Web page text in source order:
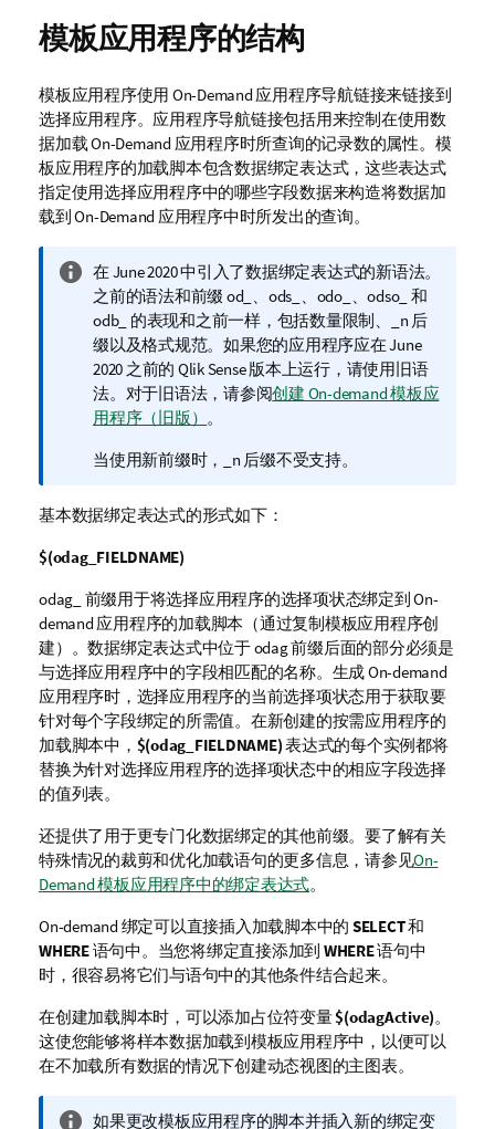
模板应用程序的结构
模板应用程序使用 On-Demand 应用程序导航链接来链接到
选择应用程序。应用程序导航链接包括用来控制在使用数
据加载 On-Demand 应用程序时所查询的记录数的属性。模
板应用程序的加载脚本包含数据绑定表达式，这些表达式
指定使用选择应用程序中的哪些字段数据来构造将数据加
载到 On-Demand 应用程序中时所发出的查询。
信
息
注
释
在 June 2020 中引入了数据绑定表达式的新语法。
之前的语法和前缀 od_ ods_ odo_ 、odso_ 和
odb_ 的表现和之前一样，包括数量限制、_n 后
缀以及格式规范。如果您的应用程序应在 June
2020 之前的 Qlik Sense版本上运行，请使用旧语
法。对于旧语法，请参阅创建 On-demand 模板应
用程序（旧版） 。
当使用新前缀时，_n 后缀不受支持。
基本数据绑定表达式的形式如下：
$(odag_FIELDNAME)
odag_ 前缀用于将选择应用程序的选择项状态绑定到 On-
demand 应用程序的加载脚本（通过复制模板应用程序创
建）。数据绑定表达式中位于odag前缀后面的部分必须是
与选择应用程序中的字段相匹配的名称。生成 On-demand
应用程序时，选择应用程序的当前选择项状态用于获取要
针对每个字段绑定的所需值。在新创建的按需应用程序的
加载脚本中， $(odag_FIELDNAME)表达式的每个实例都将
替换为针对选择应用程序的选择项状态中的相应字段选择
的值列表。
还提供了用于更专门化数据绑定的其他前缀。要了解有关
特殊情况的裁剪和优化加载语句的更多信息，请参见On-
Demand 模板应用程序中的绑定表达式。
On-demand 绑定可以直接插入加载脚本中的 SELECT和
WHERE语句中。当您将绑定直接添加到 WHERE语句中
时，很容易将它们与语句中的其他条件结合起来。
在创建加载脚本时，可以添加占位符变量$(odagActive)。
这使您能够将样本数据加载到模板应用程序中，以便可以
在不加载所有数据的情况下创建动态视图的主图表。
信
如果更改模板应用程序的脚本并插入新的绑定变